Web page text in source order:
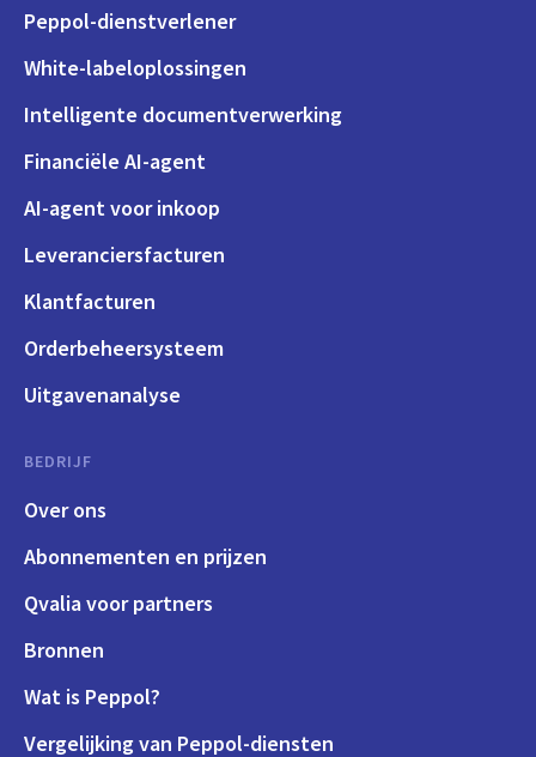
Peppol-dienstverlener
White-labeloplossingen
Intelligente documentverwerking
Financiële AI-agent
AI-agent voor inkoop
Leveranciersfacturen
Klantfacturen
Orderbeheersysteem
Uitgavenanalyse
BEDRIJF
Over ons
Abonnementen en prijzen
Qvalia voor partners
Bronnen
Wat is Peppol?
Vergelijking van Peppol-diensten